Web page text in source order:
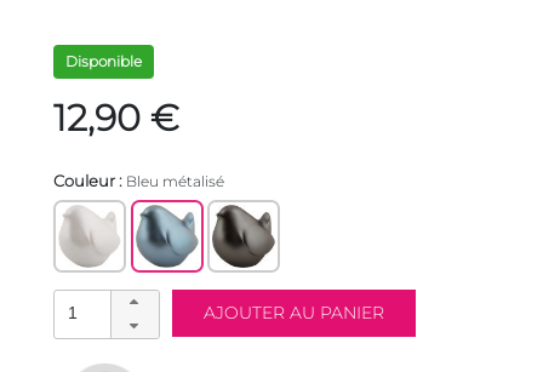
Disponible
12,90 €
Couleur : Bleu métalisé